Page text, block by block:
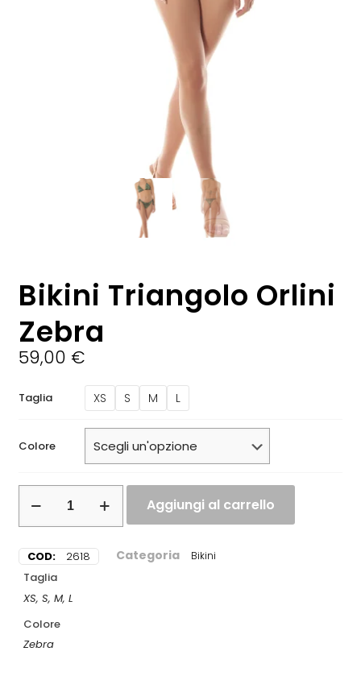
Bikini Triangolo Orlini
Zebra
59,00 €
Taglia XS S M L
Colore
Aggiungi al carrello
COD: 2618 Categoria Bikini
Taglia
XS, S, M, L
Colore
Zebra